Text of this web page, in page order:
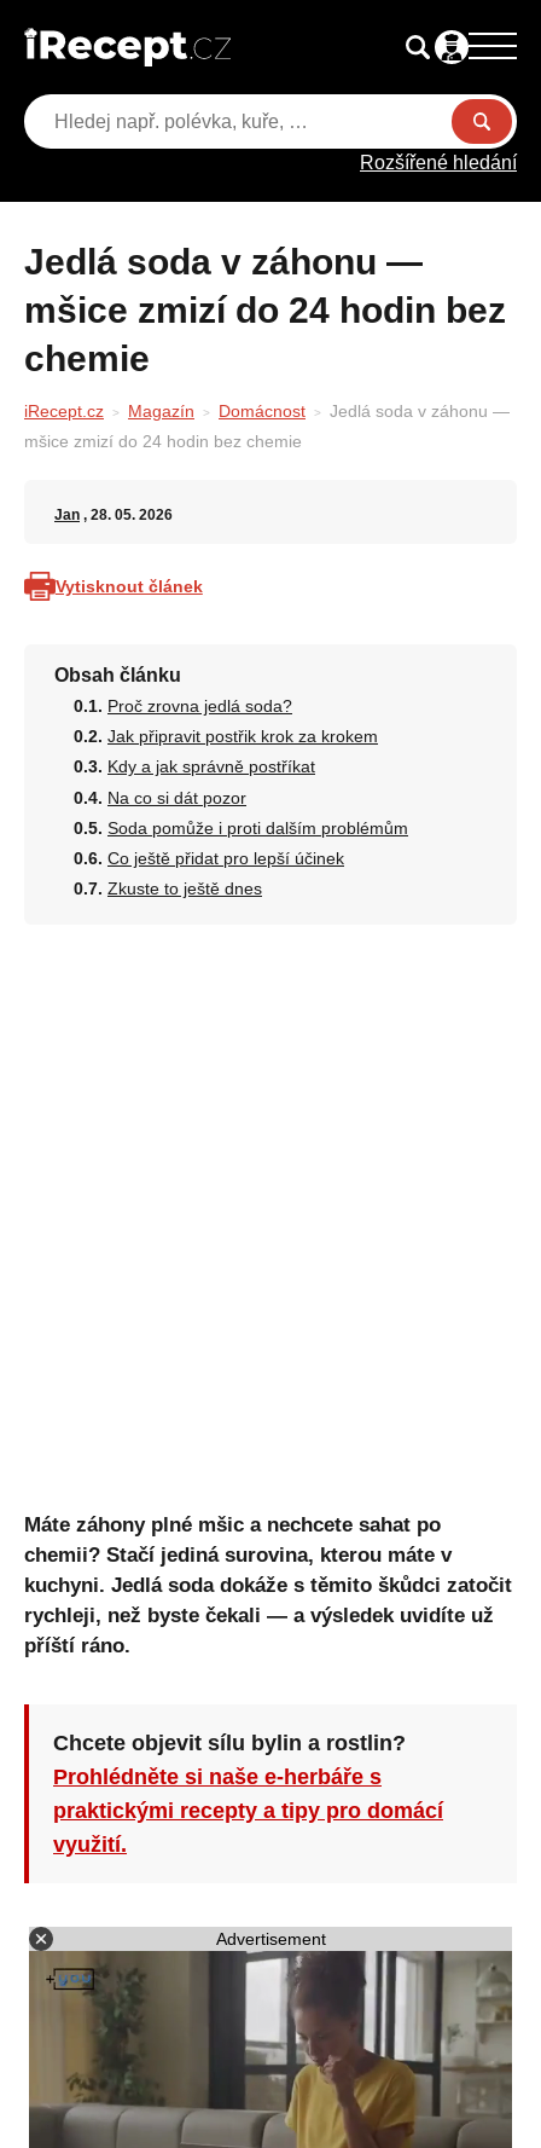
Rozšířené hledání
Jedlá soda v záhonu —
mšice zmizí do 24 hodin bez
chemie
iRecept.cz Magazín Domácnost
Jedlá soda v záhonu —
mšice zmizí do 24 hodin bez chemie
Jan , 28. 05. 2026
Vytisknout článek
Obsah článku
Proč zrovna jedlá soda?
Jak připravit postřik krok za krokem
Kdy a jak správně postříkat
Na co si dát pozor
Soda pomůže i proti dalším problémům
Co ještě přidat pro lepší účinek
Zkuste to ještě dnes
Máte záhony plné mšic a nechcete sahat po
chemii? Stačí jediná surovina, kterou máte v
kuchyni. Jedlá soda dokáže s těmito škůdci zatočit
rychleji, než byste čekali — a výsledek uvidíte už
příští ráno.
Chcete objevit sílu bylin a rostlin?
Prohlédněte si naše e-herbáře s
praktickými recepty a tipy pro domácí
využití.
Advertisement